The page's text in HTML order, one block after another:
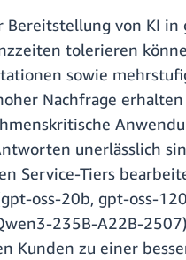
von KI in
tolerieren
sowie
Nachfrage erhalten
unerlässlich
Service-Tiers
oss-20b, gpt-oss-
235B-A22B-
Kunden zu einer